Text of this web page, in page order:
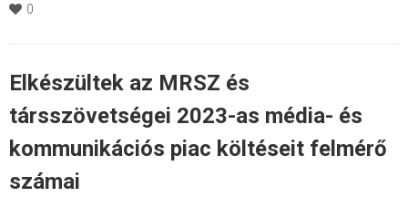
0
Elkészültek az MRSZ és
társszövetségei 2023-as média- és
kommunikációs piac költéseit felmérő
számai